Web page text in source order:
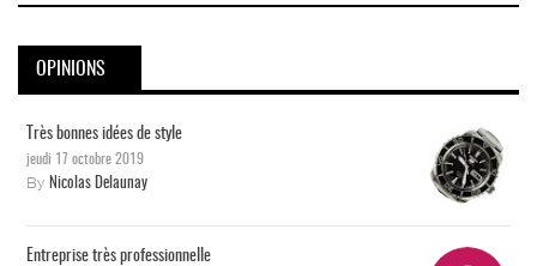
OPINIONS
Très bonnes idées de style
jeudi 17 octobre 2019
By Nicolas Delaunay
Entreprise très professionnelle